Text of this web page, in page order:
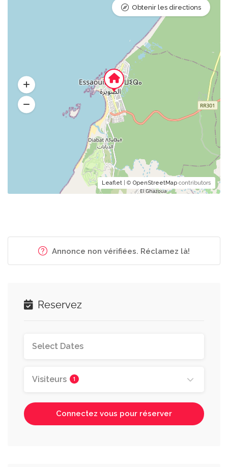
Leaflet | © OpenStreetMap contributors
Obtenir les directions
Annonce non vérifiées. Réclamez là!
Reservez
Visiteurs 1
Connectez vous pour réserver